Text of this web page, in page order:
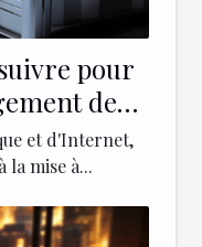
pour
de
et d'Internet,
mise à...